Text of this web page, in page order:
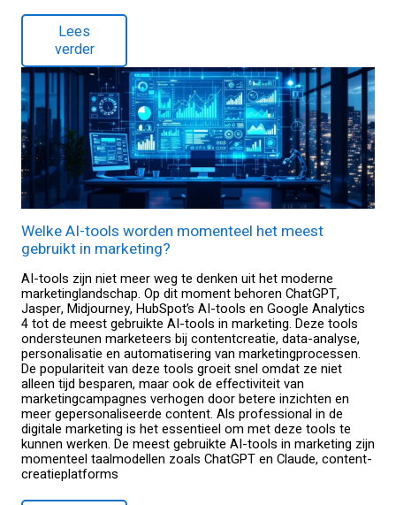
Lees
verder
Welke AI-tools worden momenteel het meest
gebruikt in marketing?
AI-tools zijn niet meer weg te denken uit het moderne
marketinglandschap. Op dit moment behoren ChatGPT,
Jasper, Midjourney, HubSpot’s AI-tools en Google Analytics
4 tot de meest gebruikte AI-tools in marketing. Deze tools
ondersteunen marketeers bij contentcreatie, data-analyse,
personalisatie en automatisering van marketingprocessen.
De populariteit van deze tools groeit snel omdat ze niet
alleen tijd besparen, maar ook de effectiviteit van
marketingcampagnes verhogen door betere inzichten en
meer gepersonaliseerde content. Als professional in de
digitale marketing is het essentieel om met deze tools te
kunnen werken. De meest gebruikte AI-tools in marketing zijn
momenteel taalmodellen zoals ChatGPT en Claude, content-
creatieplatforms